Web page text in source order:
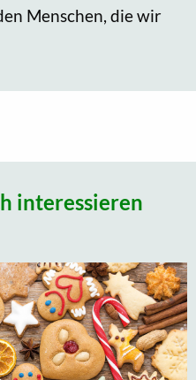
Menschen, die wir
interessieren